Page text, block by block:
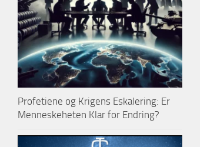
Profetiene og Krigens Eskalering: Er
Menneskeheten Klar for Endring?